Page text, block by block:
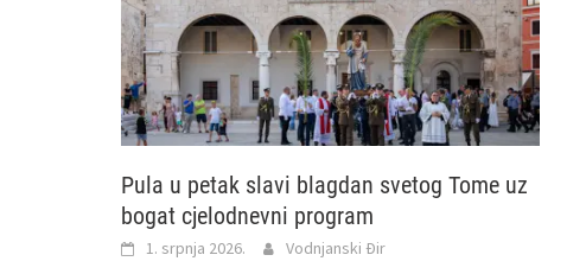
Pula u petak slavi blagdan svetog Tome uz
bogat cjelodnevni program
1. srpnja 2026. Vodnjanski Đir